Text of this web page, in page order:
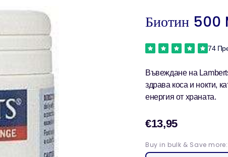
Биотин 500
74
Въвеждане на
здрава коса и нокти,
енергия от храната.
€13,95
цена
Buy in bulk & Save more: